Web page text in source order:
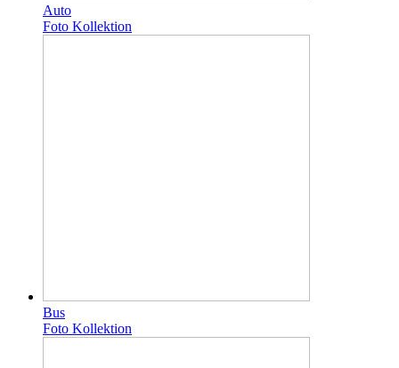
Auto
Foto Kollektion
Bus
Foto Kollektion